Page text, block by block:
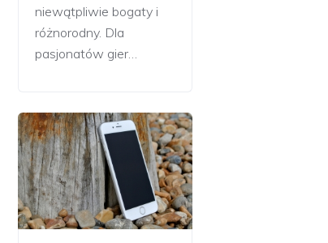
niewątpliwie bogaty i
różnorodny. Dla
pasjonatów gier…